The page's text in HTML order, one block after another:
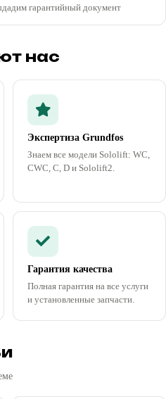
гарантийный документ
нас
Экспертиза Grundfos
Знаем все модели Sololift: WC,
CWC, C, D и Sololift2.
Гарантия качества
Полная гарантия на все услуги
и установленные запчасти.